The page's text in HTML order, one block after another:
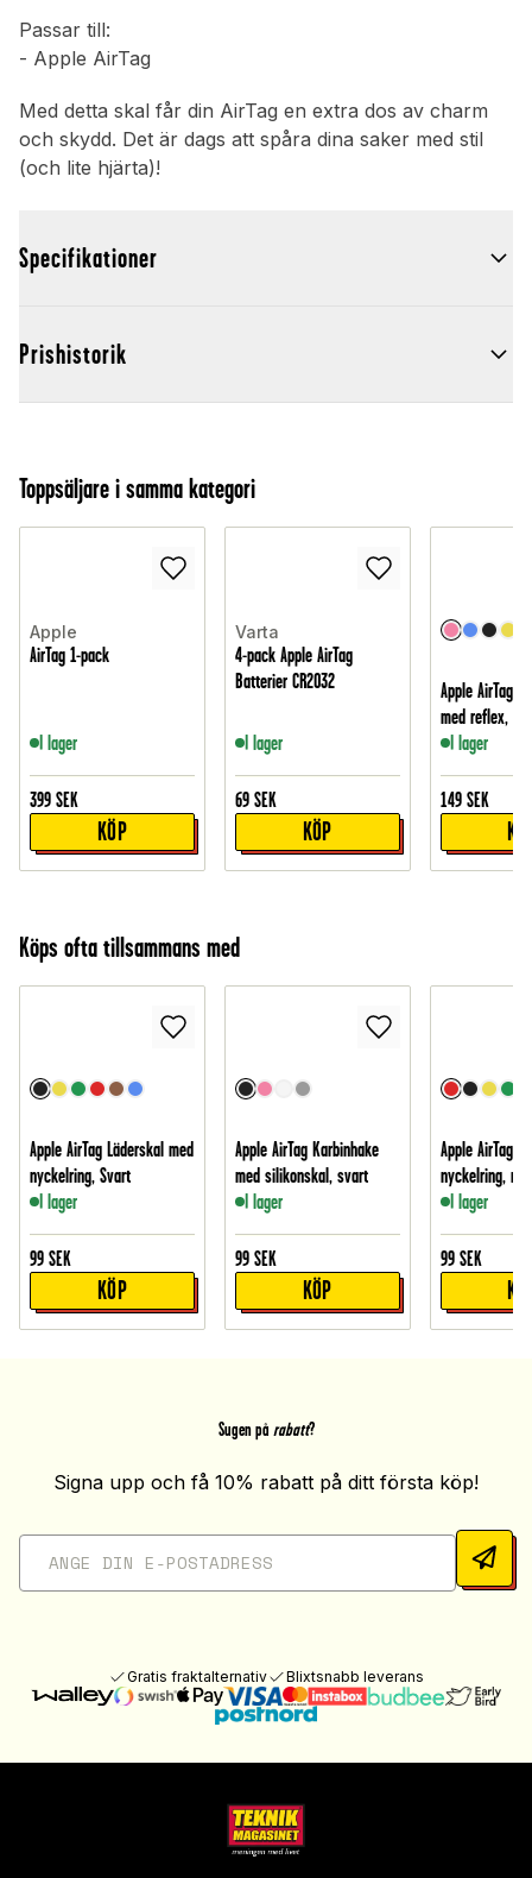
Passar till:
- Apple AirTag
Med detta skal får din AirTag en extra dos av charm
och skydd. Det är dags att spåra dina saker med stil
(och lite hjärta)!
Specifikationer
Prishistorik
Toppsäljare i samma kategori
Apple
AirTag 1-pack
I lager
399 SEK
KÖP
Varta
4-pack Apple AirTag
Batterier CR2032
I lager
69 SEK
KÖP
Apple AirTag
med reflex,
I lager
149 SEK
Köps ofta tillsammans med
Apple AirTag Läderskal med
nyckelring, Svart
I lager
99 SEK
KÖP
Apple AirTag Karbinhake
med silikonskal, svart
I lager
99 SEK
KÖP
Apple AirTag
nyckelring, röd
I lager
99 SEK
Sugen på rabatt?
Signa upp och få 10% rabatt på ditt första köp!
Gratis fraktalternativ Blixtsnabb leverans